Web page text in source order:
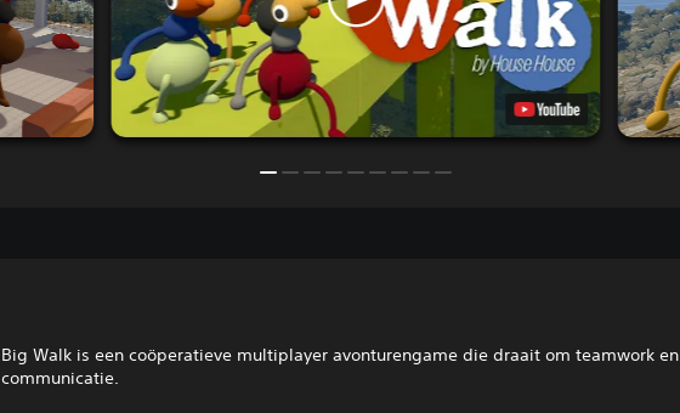
Big Walk is een coöperatieve multiplayer avonturengame die draait om teamwork en
communicatie.